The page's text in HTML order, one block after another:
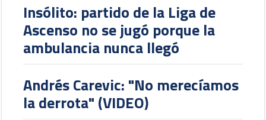
Insólito: partido de la Liga de
Ascenso no se jugó porque la
ambulancia nunca llegó
Andrés Carevic: "No merecíamos
la derrota" (VIDEO)